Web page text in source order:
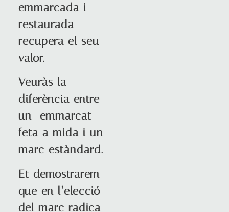
emmarcada i
restaurada
recupera el seu
valor.
Veuràs la
diferència entre
un emmarcat
feta a mida i un
marc estàndard.
Et demostrarem
que en l’elecció
del marc radica